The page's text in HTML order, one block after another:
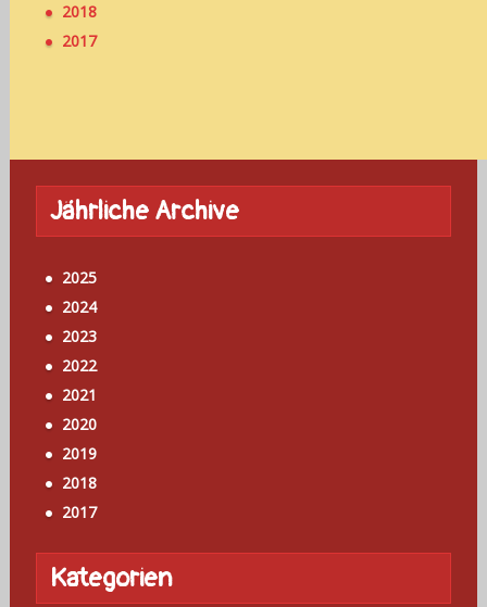
2018
2017
Jährliche Archive
2025
2024
2023
2022
2021
2020
2019
2018
2017
Kategorien